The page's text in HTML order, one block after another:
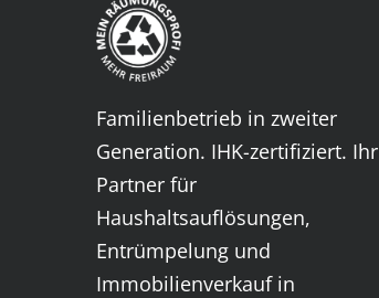
Familienbetrieb in zweiter
Generation. IHK-zertifiziert. Ihr
Partner für
Haushaltsauflösungen,
Entrümpelung und
Immobilienverkauf in